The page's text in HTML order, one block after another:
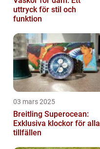
uttryck för stil och
funktion
03 mars 2025
Breitling Superocean:
Exklusiva klockor för alla
tillfällen